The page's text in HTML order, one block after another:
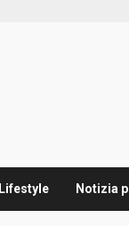
Lifestyle Notizia